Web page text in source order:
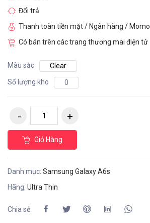
Đổi trả
Thanh toàn tiền mặt / Ngân hàng / Momo
Có bán trên các trang thương mai điện tử
Màu sắc
Clear
Số lượng kho
0
Giỏ Hàng
Danh mục: Samsung Galaxy A6s
Hãng: Ultra Thin
Chia sẻ: